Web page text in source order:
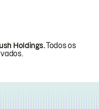
Holdings.Todos os